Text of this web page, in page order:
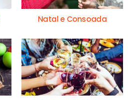
Natal e Consoada